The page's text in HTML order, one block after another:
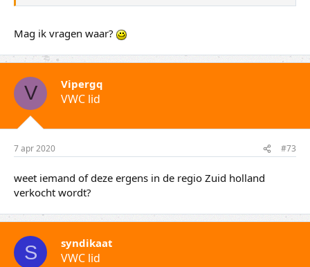
Mag ik vragen waar?
V Vipergq
VWC lid
7 apr 2020 #73
weet iemand of deze ergens in de regio Zuid holland
verkocht wordt?
S syndikaat
VWC lid